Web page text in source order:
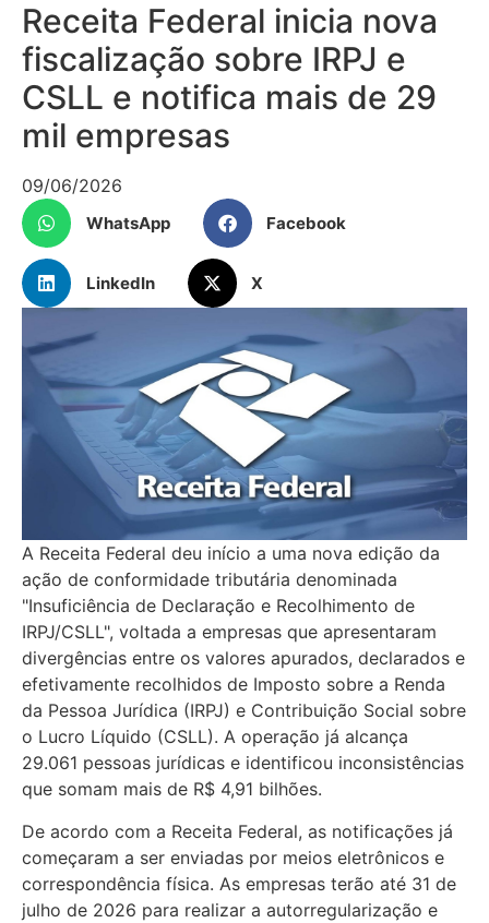
Receita Federal inicia nova
fiscalização sobre IRPJ e
CSLL e notifica mais de 29
mil empresas
09/06/2026
WhatsApp Facebook
LinkedIn X
A Receita Federal deu início a uma nova edição da
ação de conformidade tributária denominada
"Insuficiência de Declaração e Recolhimento de
IRPJ/CSLL", voltada a empresas que apresentaram
divergências entre os valores apurados, declarados e
efetivamente recolhidos de Imposto sobre a Renda
da Pessoa Jurídica (IRPJ) e Contribuição Social sobre
o Lucro Líquido (CSLL). A operação já alcança
29.061 pessoas jurídicas e identificou inconsistências
que somam mais de R$ 4,91 bilhões.
De acordo com a Receita Federal, as notificações já
começaram a ser enviadas por meios eletrônicos e
correspondência física. As empresas terão até 31 de
julho de 2026 para realizar a autorregularização e